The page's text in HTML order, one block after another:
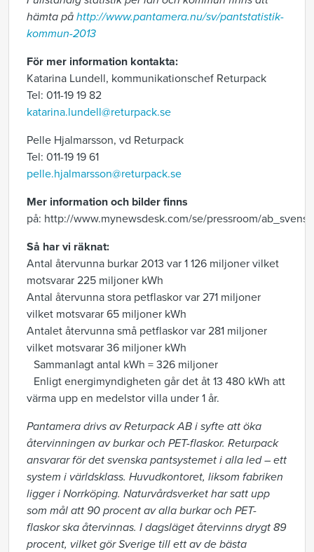
hämta på http://www.pantamera.nu/sv/pantstatistik-
kommun-2013
För mer information kontakta:
Katarina Lundell, kommunikationschef Returpack
Tel: 011-19 19 82
katarina.lundell@returpack.se
Pelle Hjalmarsson, vd Returpack
Tel: 011-19 19 61
pelle.hjalmarsson@returpack.se
Mer information och bilder finns
på: http://www.mynewsdesk.com/se/pressroom/
Så har vi räknat:
Antal återvunna burkar 2013 var 1 126 miljoner vilket
motsvarar 225 miljoner kWh
Antal återvunna stora petflaskor var 271 miljoner
vilket motsvarar 65 miljoner kWh
Antalet återvunna små petflaskor var 281 miljoner
vilket motsvarar 36 miljoner kWh
Sammanlagt antal kWh = 326 miljoner
Enligt energimyndigheten går det åt 13 480 kWh att
värma upp en medelstor villa under 1 år.
Pantamera drivs av Returpack AB i syfte att öka
återvinningen av burkar och PET-flaskor. Returpack
ansvarar för det svenska pantsystemet i alla led – ett
system i världsklass. Huvudkontoret, liksom fabriken
ligger i Norrköping. Naturvårdsverket har satt upp
som mål att 90 procent av alla burkar och PET-
flaskor ska återvinnas. I dagsläget återvinns drygt 89
procent, vilket gör Sverige till ett av de bästa